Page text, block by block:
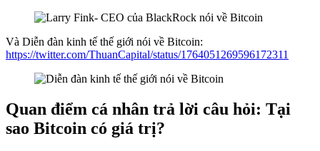
Và Diễn đàn kinh tế thế giới nói về Bitcoin:
https://twitter.com/ThuanCapital/status/1764051269596172311
Quan điểm cá nhân trả lời câu hỏi: Tại
sao Bitcoin có giá trị?